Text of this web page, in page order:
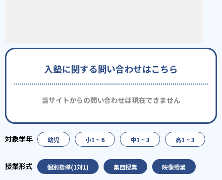
入塾に関する問い合わせはこちら
当サイトからの問い合わせは現在できません
幼児 小1 ~ 6 中1 ~ 3 高1 ~ 3
個別指導(1対1) 集団授業 映像授業